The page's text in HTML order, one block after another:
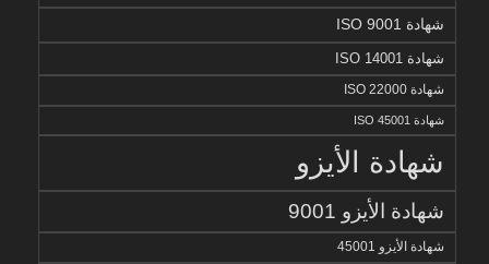
شهادة ISO 9001
شهادة ISO 14001
شهادة ISO 22000
شهادة ISO 45001
شهادة الأيزو
شهادة الأيزو 9001
شهادة الأيزو 45001